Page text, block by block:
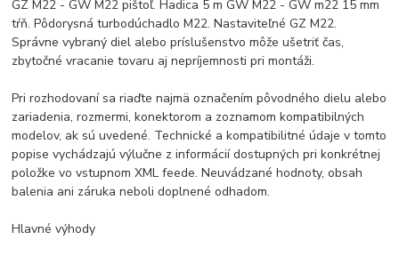
GZ M22 - GW M22 pištoľ. Hadica 5 m GW M22 - GW m22 15 mm
tŕň. Pôdorysná turbodúchadlo M22. Nastaviteľné GZ M22.
Správne vybraný diel alebo príslušenstvo môže ušetriť čas,
zbytočné vracanie tovaru aj nepríjemnosti pri montáži.
Pri rozhodovaní sa riaďte najmä označením pôvodného dielu alebo
zariadenia, rozmermi, konektorom a zoznamom kompatibilných
modelov, ak sú uvedené. Technické a kompatibilitné údaje v tomto
popise vychádzajú výlučne z informácií dostupných pri konkrétnej
položke vo vstupnom XML feede. Neuvádzané hodnoty, obsah
balenia ani záruka neboli doplnené odhadom.
Hlavné výhody